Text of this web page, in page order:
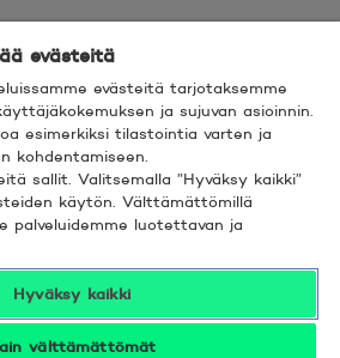
Hevosenkenkä 3, 02600
evästeitä
evästeitä tarjotaksemme
ja sujuvan asioinnin.
esimerkiksi tilastointia varten ja
kohdentamiseen.
sallit. Valitsemalla ”Hyväksy kaikki”
käytön. Välttämättömillä
palveluidemme luotettavan ja
Hyväksy kaikki
välttämättömät